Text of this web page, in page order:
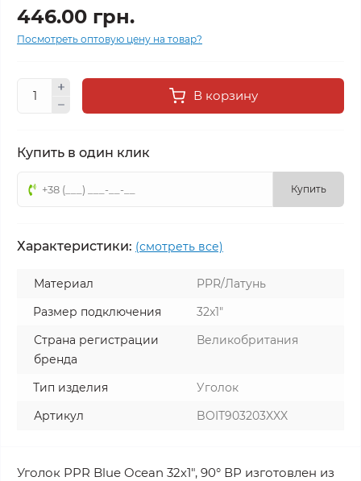
446.00 грн.
Посмотреть оптовую цену на товар?
В корзину
Купить в один клик
Купить
Характеристики: (смотреть все)
Материал
PPR/Латунь
Размер подключения
32x1"
Страна регистрации
бренда
Великобритания
Тип изделия
Уголок
Артикул
BOIT903203XXX
Уголок PPR Blue Ocean 32х1", 90° ВР изготовлен из